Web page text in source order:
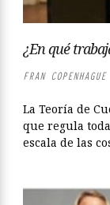
¿En qué
FRAN
La Teoría de
que regula
escala de las